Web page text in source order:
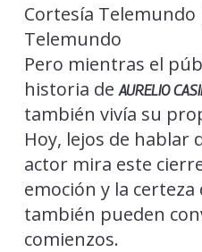
Cortesía
Telemundo
Pero mientras el
historia deAURELIO
también vivía su
Hoy, lejos de hablar
actor mira este
emoción y la
también pueden
comienzos.